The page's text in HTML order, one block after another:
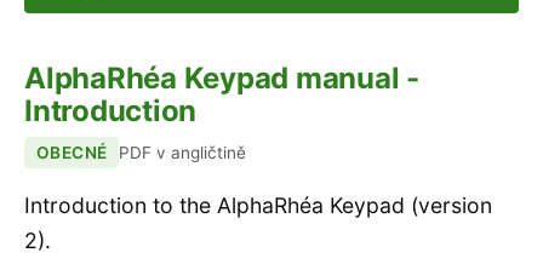
AlphaRhéa Keypad manual -
Introduction
OBECNÉ PDF v angličtině
Introduction to the AlphaRhéa Keypad (version
2).